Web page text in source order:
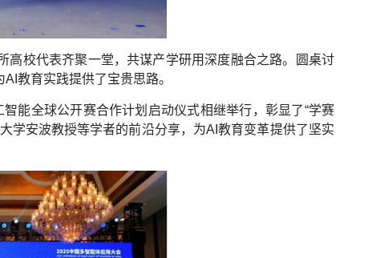
校代表齐聚一堂，共谋产学研用深度融合之路。圆桌讨
教育实践提供了宝贵思路。
能全球公开赛合作计划启动仪式相继举行，彰显了“学赛
学安波教授等学者的前沿分享，为AI教育变革提供了坚实